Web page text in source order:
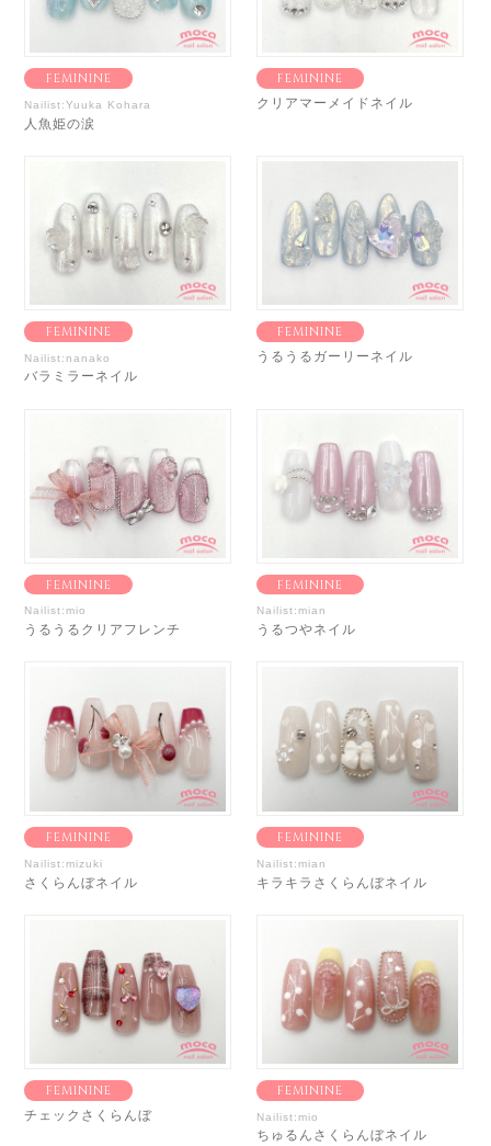
FEMININE
Nailist:Yuuka Kohara
人魚姫の涙
FEMININE
クリアマーメイドネイル
FEMININE
Nailist:nanako
バラミラーネイル
FEMININE
うるうるガーリーネイル
FEMININE
Nailist:mio
うるうるクリアフレンチ
FEMININE
Nailist:mian
うるつやネイル
FEMININE
Nailist:mizuki
さくらんぼネイル
FEMININE
Nailist:mian
キラキラさくらんぼネイル
FEMININE
チェックさくらんぼ
FEMININE
Nailist:mio
ちゅるんさくらんぼネイル